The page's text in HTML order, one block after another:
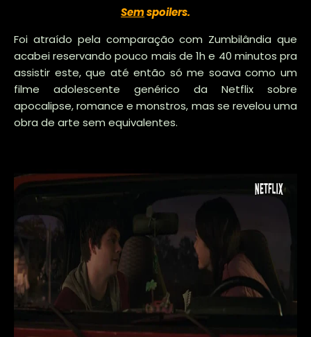
Semspoilers.
Foi atraído pela comparação com Zumbilândia que
acabei reservando pouco mais de 1h e 40 minutos pra
assistir este, que até então só me soava como um
filme adolescente genérico da Netflix sobre
apocalipse, romance e monstros, mas se revelou uma
obra de arte sem equivalentes.